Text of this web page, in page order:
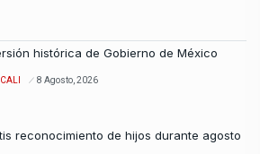
histórica de Gobierno de México
8 Agosto, 2026
reconocimiento de hijos durante agosto